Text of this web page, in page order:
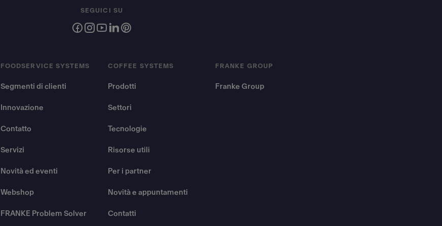
FOODSERVICE SYSTEMS
Segmenti di clienti
Innovazione
Contatto
Servizi
Novità ed eventi
Webshop
FRANKE Problem Solver
COFFEE SYSTEMS
Prodotti
Settori
Tecnologie
Risorse utili
Per i partner
Novità e appuntamenti
Contatti
FRANKE GROUP
Franke Group
SEGUICI SU